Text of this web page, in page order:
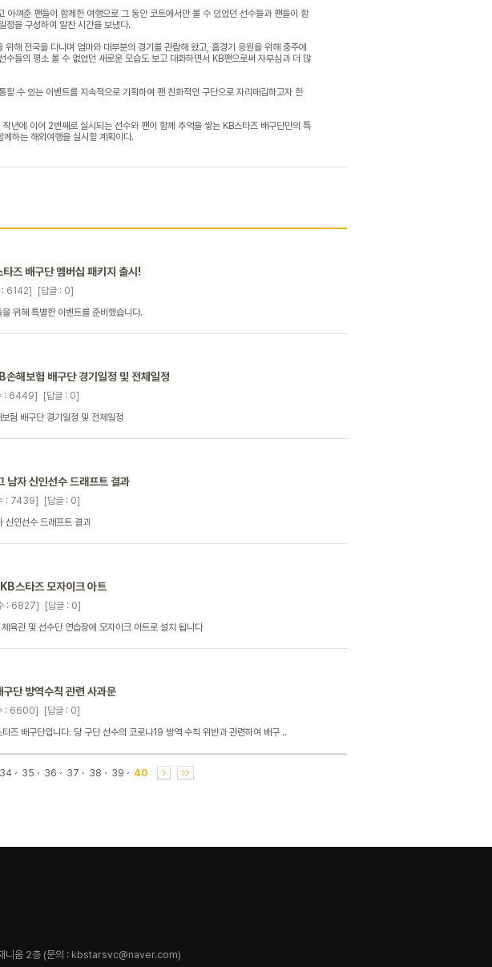
껴준 팬들이 함께한 여행으로 그 동안 코트에서만 볼 수 있었던 선수들과 팬들이 함
정을 구성하여 알찬 시간을 보냈다.
해 전국을 다니며 엄마와 대부분의 경기를 관람해 왔고, 홈경기 응원을 위해 충주에
들의 평소 볼 수 없었던 새로운 모습도 보고 대화하면서 KB팬으로써 자부심과 더 많
할 수 있는 이벤트를 지속적으로 기획하여 팬 친화적인 구단으로 자리매김하고자 한
년에 이어 2번째로 실시되는 선수와 팬이 함께 추억을 쌓는 KB스타즈 배구단만의 특
하는 해외여행을 실시할 계획이다.
즈 배구단 멤버십 패키지 출시!
: 6142]
[답글 : 0]
위해 특별한 이벤트를 준비했습니다.
보험 배구단 경기일정 및 전체일정
: 6449]
[답글 : 0]
배구단 경기일정 및 전체일정
자 신인선수 드래프트 결과
: 7439]
[답글 : 0]
인선수 드래프트 결과
스타즈 모자이크 아트
: 6827]
[답글 : 0]
육관 및 선수단 연습장에 모자이크 아트로 설치 됩니다
단 방역수칙 관련 사과문
: 6600]
[답글 : 0]
즈 배구단입니다. 당 구단 선수의 코로나19 방역 수칙 위반과 관련하여 배구 ..
34 35 36 37 38 39 40
니움 2층 (문의 : kbstarsvc@naver.com)